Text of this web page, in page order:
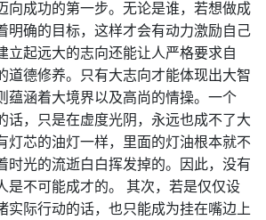
向成功的第一步。无论是谁，若想做成
明确的目标，这样才会有动力激励自己
立起远大的志向还能让人严格要求自
道德修养。只有大志向才能体现出大智
蕴涵着大境界以及高尚的情操。一个
话，只是在虚度光阴，永远也成不了大
灯芯的油灯一样，里面的灯油根本就不
时光的流逝白白挥发掉的。因此，没有
是不可能成才的。 其次，若是仅仅设
实际行动的话，也只能成为挂在嘴边上